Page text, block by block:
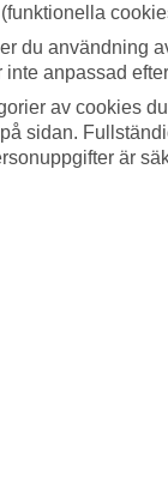
du användning
anpassad
av cookies
sidan.
är